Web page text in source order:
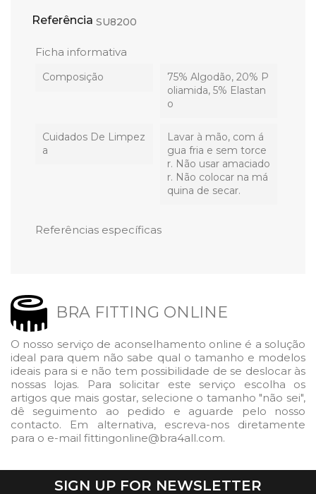
Referência SU8200
Ficha informativa
Composição
75% Algodão, 20% P
oliamida, 5% Elastan
o
Cuidados De Limpez
A
Lavar à mão, com á
gua fria e sem torce
r. Não usar amaciado
r. Não colocar na má
quina de secar.
Referências específicas
BRA FITTING ONLINE
O nosso serviço de aconselhamento online é a solução
ideal para quem não sabe qual o tamanho e modelos
ideais para si e não tem possibilidade de se deslocar às
nossas lojas. Para solicitar este serviço escolha os
artigos que mais gostar, selecione o tamanho "não sei",
dê seguimento ao pedido e aguarde pelo nosso
contacto. Em alternativa, escreva-nos diretamente
para o e-mail fittingonline@bra4all.com.
SIGN UP FOR NEWSLETTER